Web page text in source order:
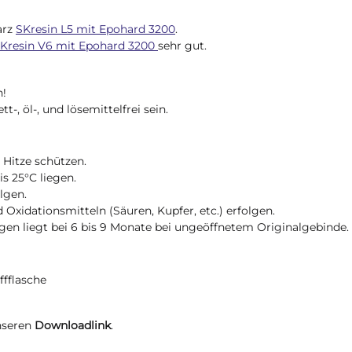
SKresin L5 mit Epohard 3200.
V6 mit Epohard 3200 sehr gut.
, öl-, und lösemittelfrei sein.
schützen.
25°C liegen.
(Säuren, Kupfer, etc.) erfolgen.
liegt bei 6 bis 9 Monate bei ungeöffnetem Originalgebinde.
Downloadlink.